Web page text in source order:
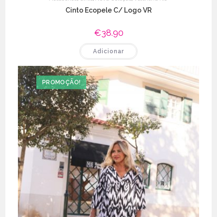
Cinto Ecopele C/ Logo VR
€38.90
Adicionar
PROMOÇÃO!